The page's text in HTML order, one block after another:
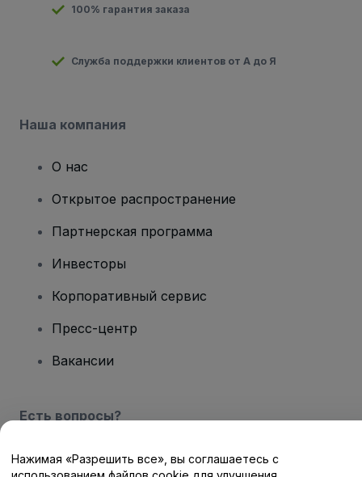
100% гарантия заказа
Служба поддержки клиентов от А до Я
Наша компания
О нас
Открытое распространение
Партнерская программа
Инвесторы
Корпоративный сервис
Пресс-центр
Вакансии
Есть вопросы?
Центр помощи / Свяжитесь с нами
Нажимая «Разрешить все», вы соглашаетесь с